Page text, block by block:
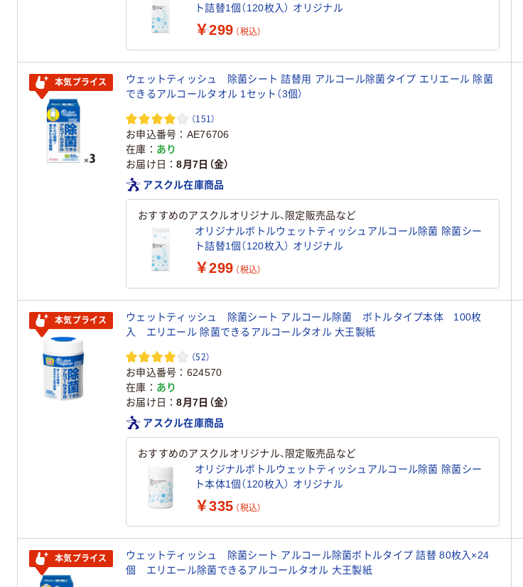
ト詰替1個（120枚入） オリジナル
￥299 （税込）
本気プライス
ウェットティッシュ 除菌シート 詰替用 アルコール除菌タイプ エリエール 除菌
できるアルコールタオル 1セット（3個）
（151）
お申込番号
AE76706
在庫
あり
お届け日
8月7日（金）
アスクル在庫商品
おすすめのアスクルオリジナル、限定販売品など
オリジナルボトルウェットティッシュアルコール除菌 除菌シー
ト詰替1個（120枚入） オリジナル
￥299 （税込）
本気プライス
ウェットティッシュ 除菌シート アルコール除菌 ボトルタイプ本体 100枚
入 エリエール 除菌できるアルコールタオル 大王製紙
（52）
お申込番号
624570
在庫
あり
お届け日
8月7日（金）
アスクル在庫商品
おすすめのアスクルオリジナル、限定販売品など
オリジナルボトルウェットティッシュアルコール除菌 除菌シー
ト本体1個（120枚入） オリジナル
￥335 （税込）
本気プライス
ウェットティッシュ 除菌シート アルコール除菌ボトルタイプ 詰替 80枚入×24
個 エリエール除菌できるアルコールタオル 大王製紙